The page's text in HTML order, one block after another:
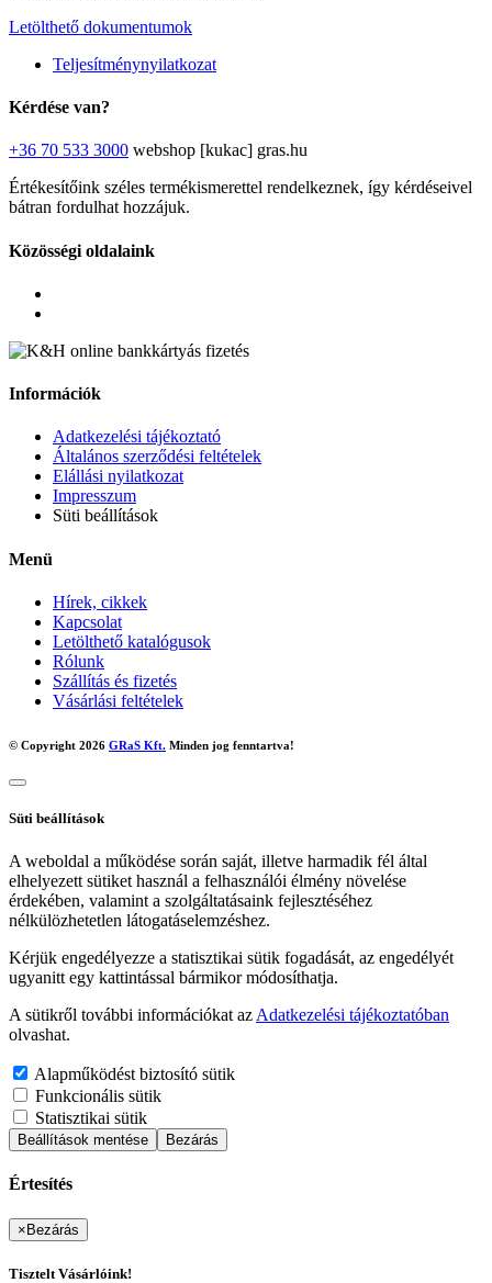
Letölthető dokumentumok
Teljesítménynyilatkozat
Kérdése van?
+36 70 533 3000 webshop [kukac] gras.hu
Értékesítőink széles termékismerettel rendelkeznek, így kérdéseivel
bátran fordulhat hozzájuk.
Közösségi oldalaink
Információk
Adatkezelési tájékoztató
Általános szerződési feltételek
Elállási nyilatkozat
Impresszum
Süti beállítások
Menü
Hírek, cikkek
Kapcsolat
Letölthető katalógusok
Rólunk
Szállítás és fizetés
Vásárlási feltételek
© Copyright 2026 GRaS Kft. Minden jog fenntartva!
Süti beállítások
A weboldal a működése során saját, illetve harmadik fél által
elhelyezett sütiket használ a felhasználói élmény növelése
érdekében, valamint a szolgáltatásaink fejlesztéséhez
nélkülözhetetlen látogatáselemzéshez.
Kérjük engedélyezze a statisztikai sütik fogadását, az engedélyét
ugyanitt egy kattintással bármikor módosíthatja.
A sütikről további információkat az Adatkezelési tájékoztatóban
olvashat.
Alapműködést biztosító sütik
Funkcionális sütik
Statisztikai sütik
Beállítások mentése Bezárás
Értesítés
× Bezárás
Tisztelt Vásárlóink!